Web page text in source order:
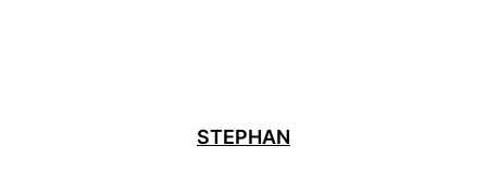
STEPHAN